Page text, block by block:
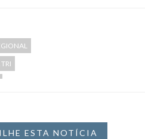
ESTA NOTÍCIA